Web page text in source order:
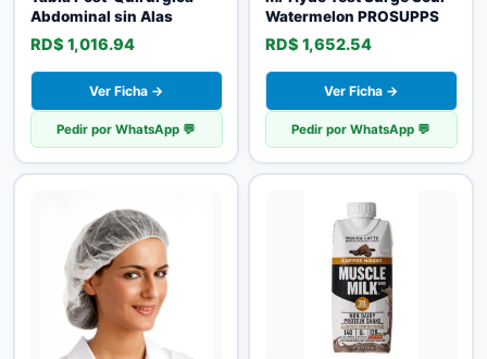
Abdominal sin Alas
RD$ 1,016.94
Ver Ficha →
Pedir por WhatsApp 💬
Watermelon PROSUPPS
RD$ 1,652.54
Ver Ficha →
Pedir por WhatsApp 💬